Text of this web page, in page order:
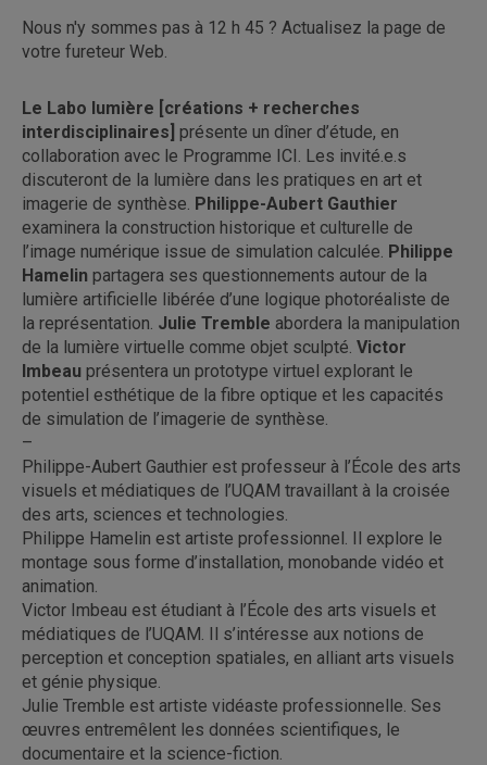
Nous n'y sommes pas à 12 h 45 ? Actualisez la page de
votre fureteur Web.
Le Labo lumière [créations + recherches
interdisciplinaires] présente un dîner d’étude, en
collaboration avec le Programme ICI. Les invité.e.s
discuteront de la lumière dans les pratiques en art et
imagerie de synthèse. Philippe-Aubert Gauthier
examinera la construction historique et culturelle de
l’image numérique issue de simulation calculée. Philippe
Hamelin partagera ses questionnements autour de la
lumière artificielle libérée d’une logique photoréaliste de
la représentation. Julie Tremble abordera la manipulation
de la lumière virtuelle comme objet sculpté. Victor
Imbeau présentera un prototype virtuel explorant le
potentiel esthétique de la fibre optique et les capacités
de simulation de l’imagerie de synthèse.
–
Philippe-Aubert Gauthier est professeur à l’École des arts
visuels et médiatiques de l’UQAM travaillant à la croisée
des arts, sciences et technologies.
Philippe Hamelin est artiste professionnel. Il explore le
montage sous forme d’installation, monobande vidéo et
animation.
Victor Imbeau est étudiant à l’École des arts visuels et
médiatiques de l’UQAM. Il s’intéresse aux notions de
perception et conception spatiales, en alliant arts visuels
et génie physique.
Julie Tremble est artiste vidéaste professionnelle. Ses
œuvres entremêlent les données scientifiques, le
documentaire et la science-fiction.